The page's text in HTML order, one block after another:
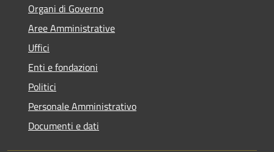
Organi di Governo
Aree Amministrative
Uffici
Enti e fondazioni
Politici
Personale Amministrativo
Documenti e dati